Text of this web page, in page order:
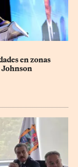
en zonas
Johnson